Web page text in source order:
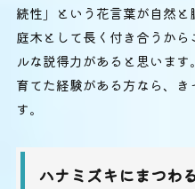
続性」という花言葉が自然と
庭木として長く付き合うか
ルな説得力があると思います。
育てた経験がある方なら、
す。
ハナミズキにまつわ